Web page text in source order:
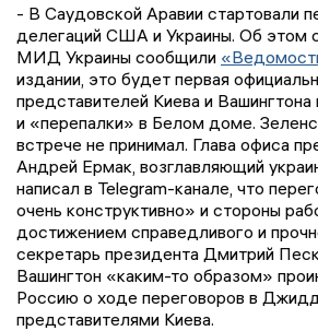
- В Саудовской Аравии стартовали
делегаций США и Украины. Об этом
МИД Украины сообщили
издании, это будет первая
представителей Киева и
и «перепалки» в Белом доме.
встрече не принимал. Глава офиса
Андрей Ермак, возглавляющий
написал в Telegram-канале, что
очень конструктивно» и стороны
достижением справедливого и
секретарь президента Дмитрий
Вашингтон «каким-то образом»
Россию о ходе переговоров в
представителями Киева.